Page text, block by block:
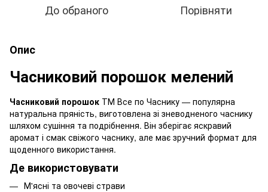
До обраного Порівняти
Опис
Часниковий порошок мелений
Часниковий порошок ТМ Все по Часнику — популярна
натуральна пряність, виготовлена зі зневодненого часнику
шляхом сушіння та подрібнення. Він зберігає яскравий
аромат і смак свіжого часнику, але має зручний формат для
щоденного використання.
Де використовувати
М'ясні та овочеві страви